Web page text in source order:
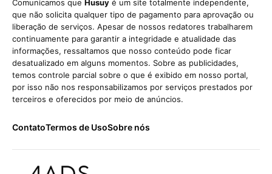
Comunicamos que Husuy é um site totalmente independente,
que não solicita qualquer tipo de pagamento para aprovação ou
liberação de serviços. Apesar de nossos redatores trabalharem
continuamente para garantir a integridade e atualidade das
informações, ressaltamos que nosso conteúdo pode ficar
desatualizado em alguns momentos. Sobre as publicidades,
temos controle parcial sobre o que é exibido em nosso portal,
por isso não nos responsabilizamos por serviços prestados por
terceiros e oferecidos por meio de anúncios.
ContatoTermos de UsoSobre nós